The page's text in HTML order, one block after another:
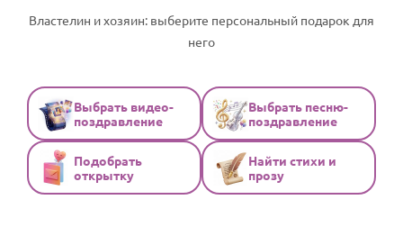
Видео поздравления
Стихи и тексты
ПРАЗДНИКИ
С Днем рождения
ОТЗЫВЫ
Властелин и хозяин: выберите персональный подарок для
него
Выбрать видео-
поздравление
Выбрать песню-
поздравление
Подобрать
открытку
Найти стихи и
прозу